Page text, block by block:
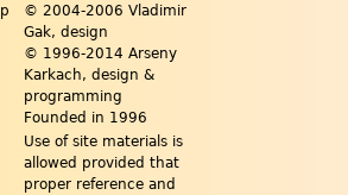
© 2004-2006 Vladimir
Gak, design
© 1996-2014 Arseny
Karkach, design &
programming
Founded in 1996
Use of site materials is
allowed provided that
proper reference and